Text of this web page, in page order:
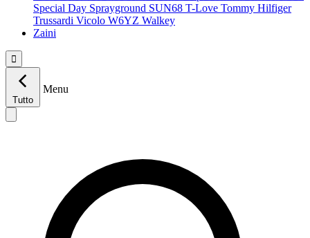
Special Day Sprayground SUN68 T-Love Tommy Hilfiger
Trussardi Vicolo W6YZ Walkey
Zaini

Tutto
Menu